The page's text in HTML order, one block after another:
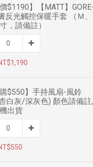
價$1190】【MATT】
反光觸控保暖手套 （Ｍ、
，請備註）
購$550】手持風扇-風鈴
白灰/深灰色) 顏色請備註
出貨